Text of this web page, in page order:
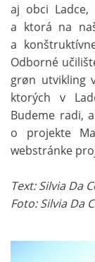
aj obci
a ktorá na
a
Odborné
grøn utvikling
ktorých v
Budeme radi,
o projekte
webstránke
Text: Silvia Da
Foto: Silvia Da